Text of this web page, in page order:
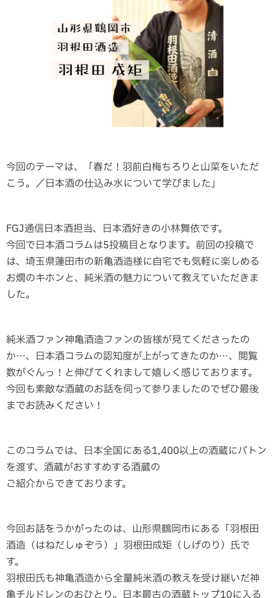
今回のテーマは、「春だ！羽前白梅ちろりと山菜をいただ
こう。／日本酒の仕込み水について学びました」
FGJ通信日本酒担当、日本酒好きの小林舞依です。
今回で日本酒コラムは5投稿目となります。前回の投稿で
は、埼玉県蓮田市の新亀酒造様に自宅でも気軽に楽しめる
お燗のキホンと、純米酒の魅力について教えていただきま
した。
純米酒ファン神亀酒造ファンの皆様が見てくださったの
か…、日本酒コラムの認知度が上がってきたのか…、閲覧
数がぐんっ！と伸びてくれまして嬉しく感じております。
今回も素敵な酒蔵のお話を伺って参りましたのでぜひ最後
までお読みください！
このコラムでは、日本全国にある1,400以上の酒蔵にバトン
を渡す、酒蔵がおすすめする酒蔵の
ご紹介からできております。
今回お話をうかがったのは、山形県鶴岡市にある「羽根田
酒造（はねだしゅぞう）」羽根田成矩（しげのり）氏で
す。
羽根田氏も神亀酒造から全量純米酒の教えを受け継いだ神
亀チルドレンのおひとり。日本最古の酒蔵トップ10に入る